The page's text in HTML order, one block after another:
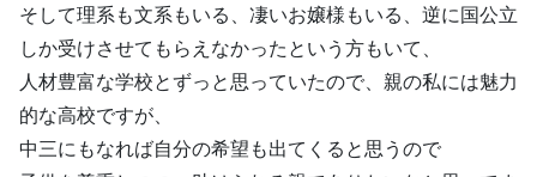
そして理系も文系もいる、凄いお嬢様もいる、逆に国公立
しか受けさせてもらえなかったという方もいて、
人材豊富な学校とずっと思っていたので、親の私には魅力
的な高校ですが、
中三にもなれば自分の希望も出てくると思うので